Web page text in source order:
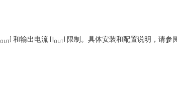
OUT) 和输出电流 (I OUT) 限制。具体安装和配置说明，请参